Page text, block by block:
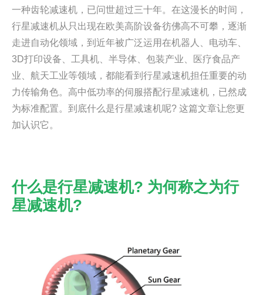
一种齿轮减速机，已问世超过三十年。在这漫长的时间，
行星减速机从只出现在欧美高阶设备彷佛高不可攀，逐渐
走进自动化领域，到近年被广泛运用在机器人、电动车、
3D打印设备、工具机、半导体、包装产业、医疗食品产
业、航天工业等领域，都能看到行星减速机担任重要的动
力传输角色。高中低功率的伺服搭配行星减速机，已然成
为标准配置。到底什么是行星减速机呢? 这篇文章让您更
加认识它。
什么是行星减速机? 为何称之为行
星减速机?